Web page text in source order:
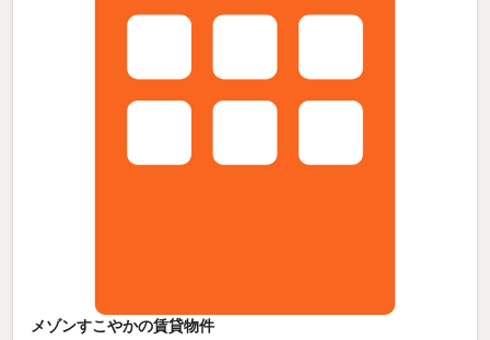
メゾンすこやかの賃貸物件